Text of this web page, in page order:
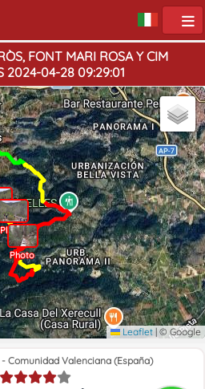
FONT MARI ROSA Y CIM
2024-04-28 09:29:01
Photo
Photo
Leaflet | © Google
Comunidad Valenciana (España)